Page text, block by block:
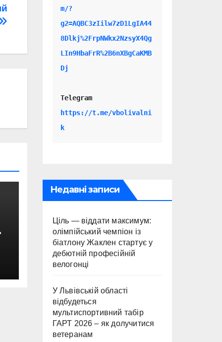
m/?
g2=AQBC3zIilw7zD1LgIA44
8Dlkj%2FrpNWkx2NzsyX4Qg
LIn9HbaFrR%2B6nXBgCaKMB
Dj
Telegram
https://t.me/vbolivalni
k
Недавні записи
Ціль — віддати максимум:
олімпійський чемпіон із
біатлону Жаклен стартує у
дебютній професійній
велогонці
У Львівській області
відбудеться
мультиспортивний табір
ГАРТ 2026 – як долучитися
ветеранам